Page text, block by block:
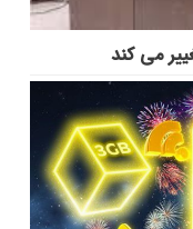
می کند